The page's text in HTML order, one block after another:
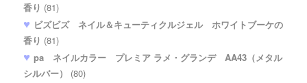
香り (81)
ビズビズ ネイル＆キューティクルジェル ホワイトブーケの
香り (81)
pa ネイルカラー プレミア ラメ・グランデ AA43（メタル
シルバー）
(80)